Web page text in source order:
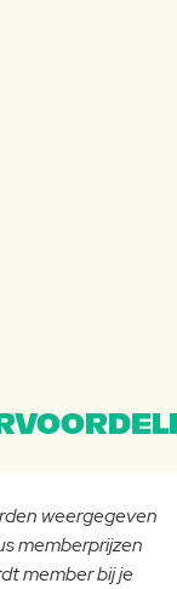
weergegeven
memberprijzen
member bij je